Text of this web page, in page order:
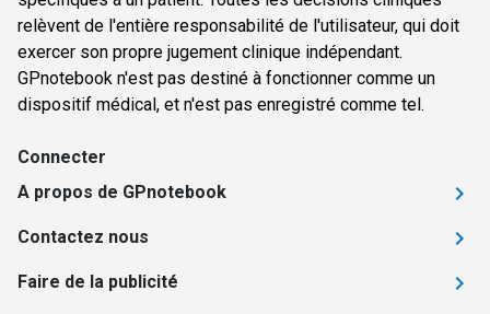
relèvent de l'entière responsabilité de l'utilisateur, qui doit
exercer son propre jugement clinique indépendant.
GPnotebook n'est pas destiné à fonctionner comme un
dispositif médical, et n'est pas enregistré comme tel.
Connecter
A propos de GPnotebook
Contactez nous
Faire de la publicité